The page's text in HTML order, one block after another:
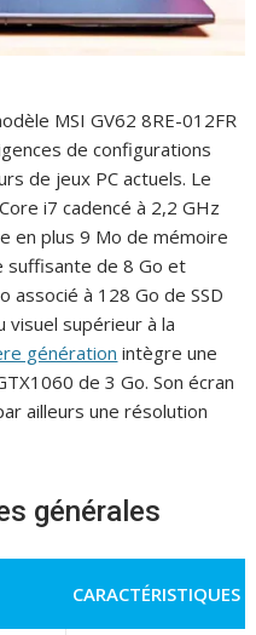
MSI GV62 8RE-012FR
de configurations
de jeux PC actuels. Le
i7 cadencé à 2,2 GHz
en plus 9 Mo de mémoire
suffisante de 8 Go et
associé à 128 Go de SSD
visuel supérieur à la
génération intègre une
de 3 Go. Son écran
ailleurs une résolution
générales
CARACTÉRISTIQUES